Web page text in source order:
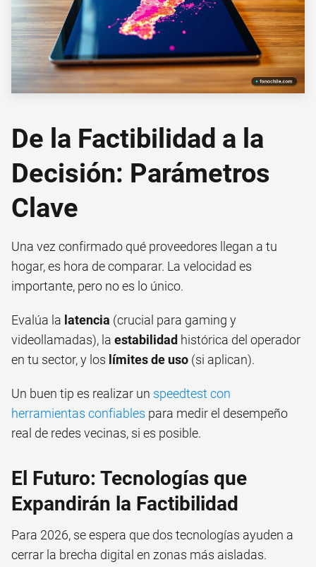
De la Factibilidad a la
Decisión: Parámetros
Clave
Una vez confirmado qué proveedores llegan a tu
hogar, es hora de comparar. La velocidad es
importante, pero no es lo único.
Evalúa la latencia (crucial para gaming y
videollamadas), la estabilidad histórica del operador
en tu sector, y los límites de uso (si aplican).
Un buen tip es realizar un speedtest con
herramientas confiables para medir el desempeño
real de redes vecinas, si es posible.
El Futuro: Tecnologías que
Expandirán la Factibilidad
Para 2026, se espera que dos tecnologías ayuden a
cerrar la brecha digital en zonas más aisladas.